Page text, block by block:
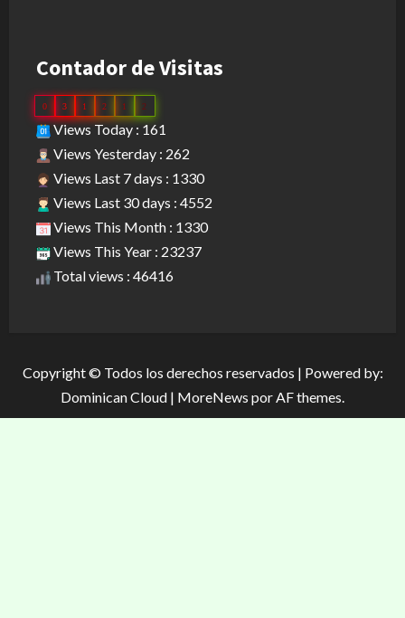
Contador de Visitas
0 3 1 2 1 2
Views Today : 161
Views Yesterday : 262
Views Last 7 days : 1330
Views Last 30 days : 4552
Views This Month : 1330
Views This Year : 23237
Total views : 46416
Copyright © Todos los derechos reservados | Powered by:
Dominican Cloud | MoreNews por AF themes.